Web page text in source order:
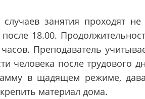
занятия проходят не
18.00.
Преподаватель
человека после трудового
в щадящем режиме,
материал дома.